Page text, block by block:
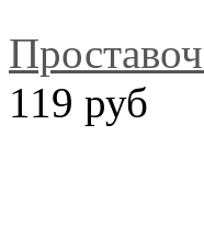
119 руб